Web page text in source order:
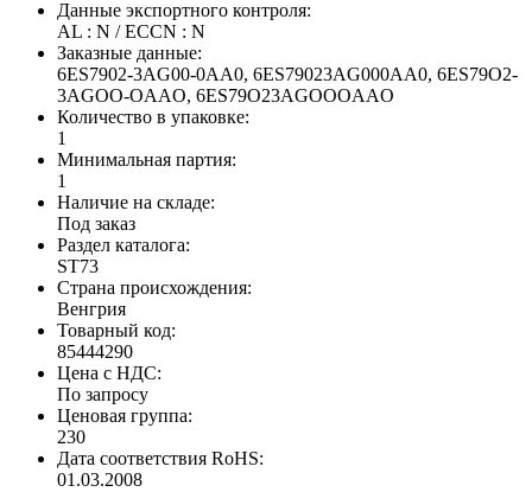
Данные экспортного контроля:
AL : N / ECCN : N
Заказные данные:
6ES7902-3AG00-0AA0, 6ES79023AG000AA0, 6ES79O2-
3AGOO-OAAO, 6ES79O23AGOOOAAO
Количество в упаковке:
1
Минимальная партия:
1
Наличие на складе:
Под заказ
Раздел каталога:
ST73
Страна происхождения:
Венгрия
Товарный код:
85444290
Цена с НДС:
По запросу
Ценовая группа:
230
Дата соответствия RoHS:
01.03.2008